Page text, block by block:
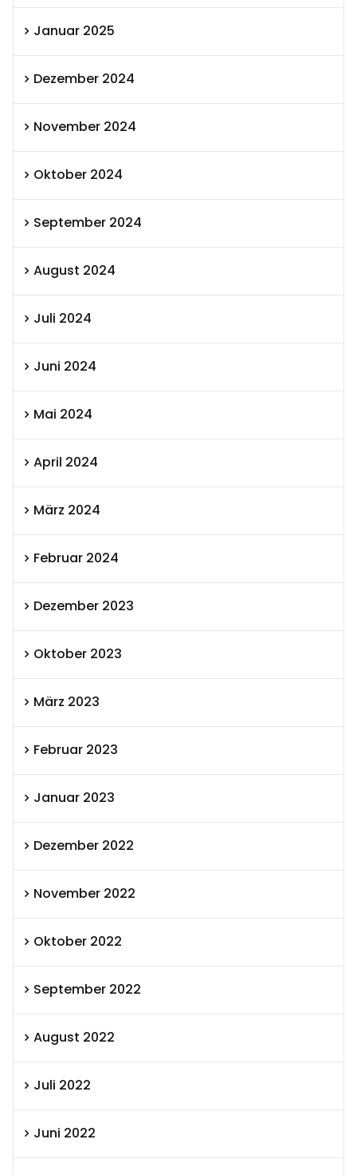
Januar 2025
Dezember 2024
November 2024
Oktober 2024
September 2024
August 2024
Juli 2024
Juni 2024
Mai 2024
April 2024
März 2024
Februar 2024
Dezember 2023
Oktober 2023
März 2023
Februar 2023
Januar 2023
Dezember 2022
November 2022
Oktober 2022
September 2022
August 2022
Juli 2022
Juni 2022